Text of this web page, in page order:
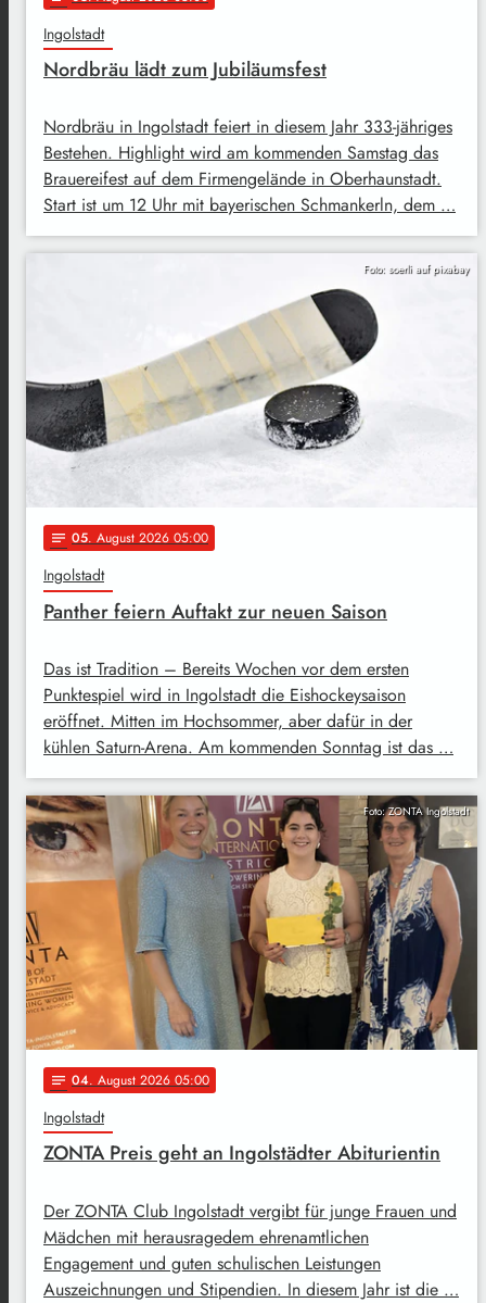
Ingolstadt
Nordbräu lädt zum Jubiläumsfest
Nordbräu in Ingolstadt feiert in diesem Jahr 333-jähriges
Bestehen. Highlight wird am kommenden Samstag das
Brauereifest auf dem Firmengelände in Oberhaunstadt.
Start ist um 12 Uhr mit bayerischen Schmankerln, dem …
Foto: soerli auf pixabay
notes 05. August 2026 05:00
Ingolstadt
Panther feiern Auftakt zur neuen Saison
Das ist Tradition – Bereits Wochen vor dem ersten
Punktespiel wird in Ingolstadt die Eishockeysaison
eröffnet. Mitten im Hochsommer, aber dafür in der
kühlen Saturn-Arena. Am kommenden Sonntag ist das …
Foto: ZONTA Ingolstadt
notes 04. August 2026 05:00
Ingolstadt
ZONTA Preis geht an Ingolstädter Abiturientin
Der ZONTA Club Ingolstadt vergibt für junge Frauen und
Mädchen mit herausragedem ehrenamtlichen
Engagement und guten schulischen Leistungen
Auszeichnungen und Stipendien. In diesem Jahr ist die …